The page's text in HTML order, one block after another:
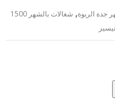
جدة الربوة,
شغالات بالشهر 1500